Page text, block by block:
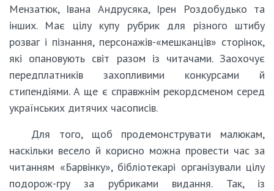
Мензатюк, Івана Андрусяка, Ірен Роздобудько та
інших. Має цілу купу рубрик для різного штибу
розваг і пізнання, персонажів-«мешканців» сторінок,
які опановують світ разом із читачами. Заохочує
передплатників захопливими конкурсами й
стипендіями. А ще є справжнім рекордсменом серед
українських дитячих часописів.
Для того, щоб продемонструвати малюкам,
наскільки весело й корисно можна провести час за
читанням «Барвінку», бібліотекарі організували цілу
подорож-гру за рубриками видання. Так, із